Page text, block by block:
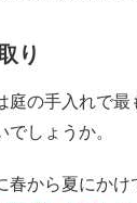
り
庭の手入れで
でしょうか。
春から夏にかけ